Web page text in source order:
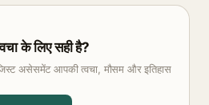
के लिए सही है?
असेसमेंट आपकी त्वचा, मौसम और इतिहास